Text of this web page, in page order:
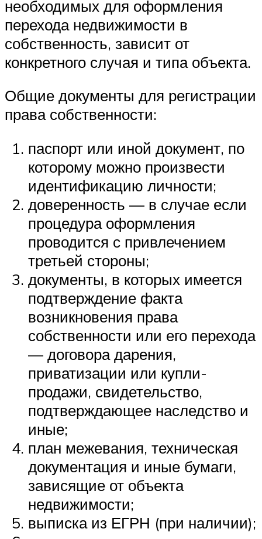
необходимых для оформления
перехода недвижимости в
собственность, зависит от
конкретного случая и типа объекта.
Общие документы для регистрации
права собственности:
паспорт или иной документ, по
которому можно произвести
идентификацию личности;
доверенность — в случае если
процедура оформления
проводится с привлечением
третьей стороны;
документы, в которых имеется
подтверждение факта
возникновения права
собственности или его перехода
— договора дарения,
приватизации или купли-
продажи, свидетельство,
подтверждающее наследство и
иные;
план межевания, техническая
документация и иные бумаги,
зависящие от объекта
недвижимости;
выписка из ЕГРН (при наличии);